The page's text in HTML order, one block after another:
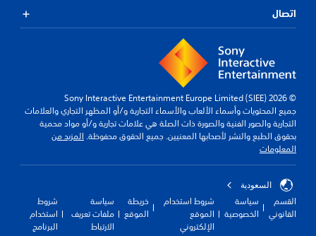
اتصال
© 2026 Sony Interactive Entertainment Europe Limited (SIEE)
جميع المحتويات وأسماء الألعاب والأسماء التجارية و/أو المظهر التجاري والعلامات
التجارية والصور الفنية والصورة ذات الصلة هي علامات تجارية و/أو مواد محمية
بحقوق الطبع والنشر لأصحابها المعنيين. جميع الحقوق محفوظة. المزيد من
المعلومات
السعودية
القسم
القانوني
سياسة
الخصوصية
شروط استخدام
الموقع
الإلكتروني
خريطة
الموقع
سياسة
ملفات تعريف
الارتباط
شروط
استخدام
البرنامج